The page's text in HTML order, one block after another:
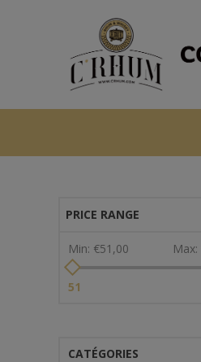
PRICE RANGE
Min: €51,00 Max:
51
CATÉGORIES